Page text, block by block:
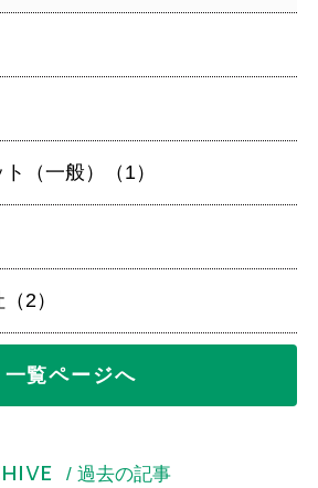
（一般）（1）
2）
一覧ページへ
/ 過去の記事